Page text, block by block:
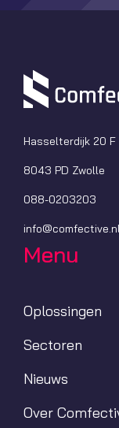
Hasselterdijk 20 F
8043 PD Zwolle
088-0203203
info@comfective.nl
Menu
Oplossingen
Sectoren
Nieuws
Over